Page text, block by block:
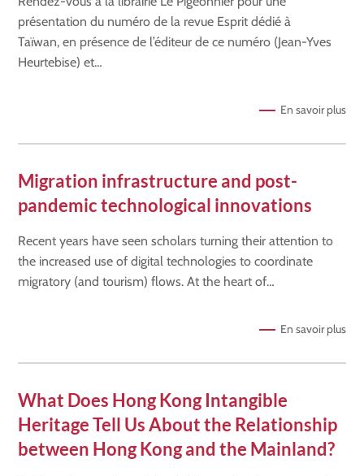
présentation du numéro de la revue Esprit dédié à
Taïwan, en présence de l’éditeur de ce numéro (Jean-Yves
Heurtebise) et…
En savoir plus
Migration infrastructure and post-
pandemic technological innovations
Recent years have seen scholars turning their attention to
the increased use of digital technologies to coordinate
migratory (and tourism) flows. At the heart of…
En savoir plus
What Does Hong Kong Intangible
Heritage Tell Us About the Relationship
between Hong Kong and the Mainland?